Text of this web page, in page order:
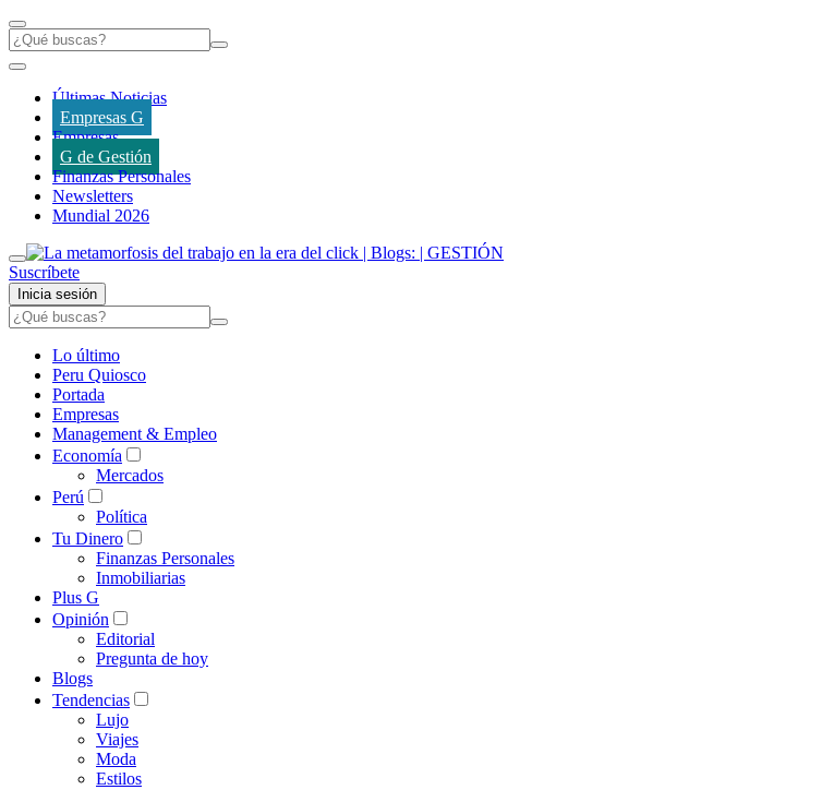
Últimas Noticias
Empresas G
Empresas
G de Gestión
Finanzas Personales
Newsletters
Mundial 2026
Suscríbete
Inicia sesión
Lo último
Peru Quiosco
Portada
Empresas
Management & Empleo
Economía
Mercados
Perú
Política
Tu Dinero
Finanzas Personales
Inmobiliarias
Plus G
Opinión
Editorial
Pregunta de hoy
Blogs
Tendencias
Lujo
Viajes
Moda
Estilos